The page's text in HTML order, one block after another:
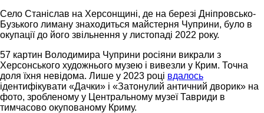
Село Станіслав на Херсонщині, де на березі Дніпровсько-
Бузького лиману знаходиться майстерня Чуприни, було в
окупації до його звільнення у листопаді 2022 року.
57 картин Володимира Чуприни росіяни викрали з
Херсонського художнього музею і вивезли у Крим. Точна
доля їхня невідома. Лише у 2023 році вдалось
ідентифікувати «Дачки» і «Затонулий античний дворик» на
фото, зробленому у Центральному музеї Тавриди в
тимчасово окупованому Криму.